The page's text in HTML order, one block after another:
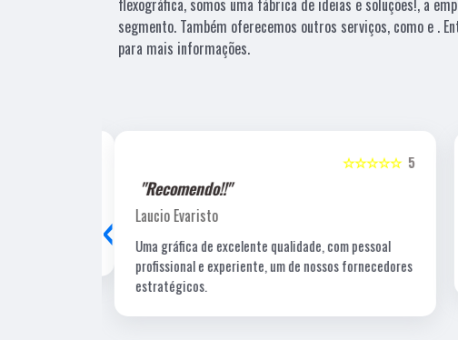
segmento. Também oferecemos outros serviços, como e .
para mais informações.
5
☆☆☆☆☆
"Recomendo!!"
Laucio Evaristo
Uma gráfica de excelente qualidade, com pessoal
profissional e experiente, um de nossos fornecedores
estratégicos.
‹